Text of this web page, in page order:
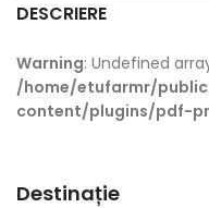
DESCRIERE
Warning: Undefined
/home/etufarmr/
content/plugins/pdf-
Destinație